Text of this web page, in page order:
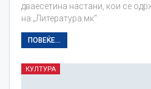
дваесетина настани, кои се
на „Литература.мк"
ПОВЕЌЕ...
КУЛТУРА